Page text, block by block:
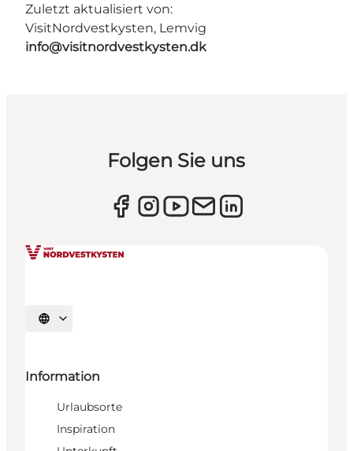
Zuletzt aktualisiert von:
VisitNordvestkysten, Lemvig
info@visitnordvestkysten.dk
Folgen Sie uns
Sprache auswählen
Information
Urlaubsorte
Inspiration